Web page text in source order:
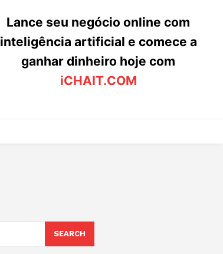
Lance seu negócio online com
inteligência artificial e comece a
ganhar dinheiro hoje com
iCHAIT.COM
SEARCH